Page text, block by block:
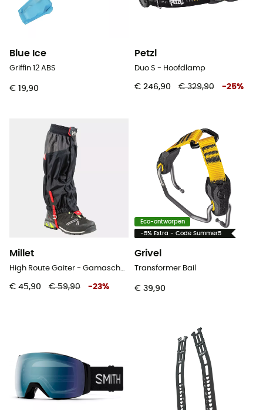
Blue Ice
Griffin 12 ABS
€ 19,90
Petzl
Duo S - Hoofdlamp
€ 246,90 € 329,90 -25%
Millet
High Route Gaiter - Gamaschen
€ 45,90 € 59,90 -23%
Eco-ontworpen
-5% Extra - Code Summer5
Grivel
Transformer Bail
€ 39,90